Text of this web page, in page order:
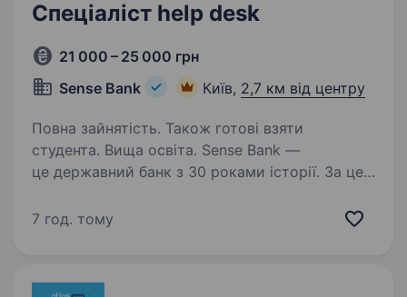
Спеціаліст help desk
21 000 – 25 000 грн
Sense Bank
Київ, 2,7 км від центру
Повна зайнятість. Також готові взяти
студента. Вища освіта. Sense Bank —
це державний банк з 30 роками історії. За цей
а спільнотою з 4000 людей, де кожен
7 год. тому